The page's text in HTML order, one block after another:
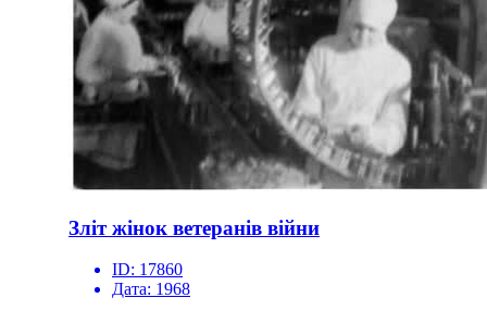
Зліт жінок ветеранів війни
ID: 17860
Дата: 1968